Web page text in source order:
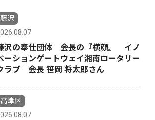
藤沢
沢の奉仕団体 会長の『横顔』 イノ
ーションゲートウェイ湘南ロータリー
ラブ 会長 笹岡 将太郎さん
高津区